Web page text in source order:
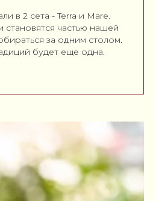
в 2 сета - Terra и Mare.
частью нашей
за одним столом.
будет еще одна.